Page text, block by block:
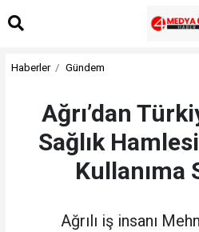
Haberler Gündem
Ağrı’dan
Sağlık
Kullanıma
Ağrılı iş insanı